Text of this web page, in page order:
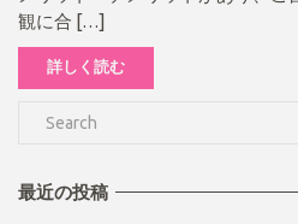
観に合 […]
詳しく読む
最近の投稿